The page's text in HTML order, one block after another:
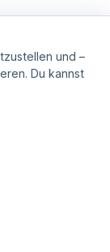
und –
Du kannst